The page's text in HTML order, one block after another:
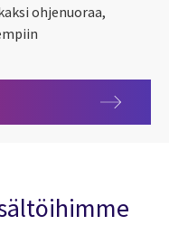
ohjenuoraa,
– kaksi